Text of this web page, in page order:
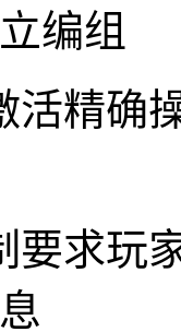
编组
活精确
要求玩